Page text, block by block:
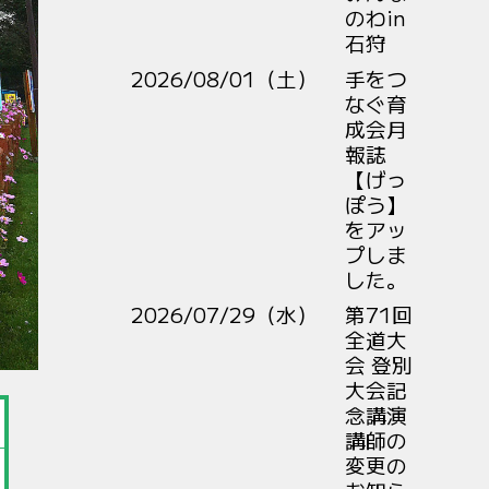
のわin
石狩
2026/08/01（土）
手をつ
なぐ育
成会月
報誌
【げっ
ぽう】
をアッ
プしま
した。
2026/07/29（水）
第71回
全道大
会 登別
大会記
念講演
講師の
変更の